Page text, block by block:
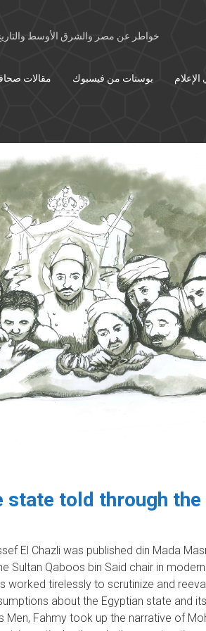
خواطر عن مصر والشرق الأوسط
مقالات بوستات من فيسبوك
told through the
El Chazli was published din Mada
Sultan Qaboos bin Said chair in
worked tirelessly to scrutinize and
about the Egyptian state and
Men, Fahmy took up the narrative of